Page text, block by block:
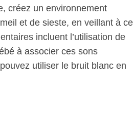
créez un environnement
et de sieste, en veillant à ce
incluent l’utilisation de
à associer ces sons
utiliser le bruit blanc en